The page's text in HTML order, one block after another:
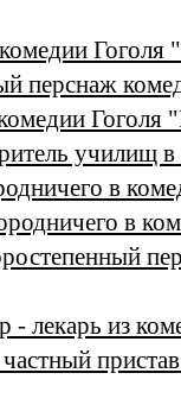
Гоголя
перснаж
Гоголя
училищ
в
в
лекарь из